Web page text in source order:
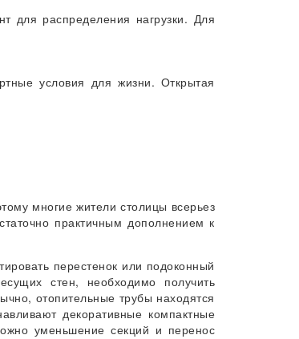
для распределения нагрузки. Для
условия для жизни. Открытая
многие жители столицы всерьез
практичным дополнением к
перестенок или подоконный
стен, необходимо получить
отопительные трубы находятся
декоративные компактные
уменьшение секций и перенос